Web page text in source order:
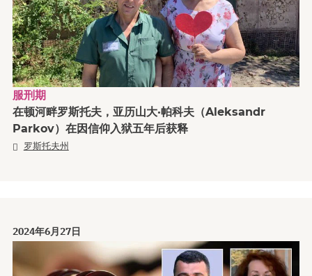
服刑期
在顿河畔罗斯托夫，亚历山大·帕科夫（Aleksandr
Parkov）在因信仰入狱五年后获释
罗斯托夫州
2024年6月27日